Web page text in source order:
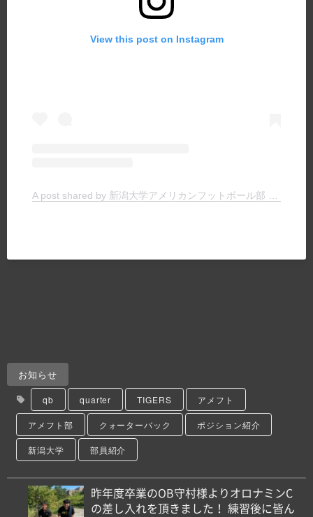
View this post on Instagram
お知らせ
qb quarter TIGERS アメフト
アメフト部 クォーターバック ポジション紹介
新潟大学 部員紹介
昨年度卒業のOB守村様よりオロナミンC
の差し入れを頂きました！ 練習後に皆ん